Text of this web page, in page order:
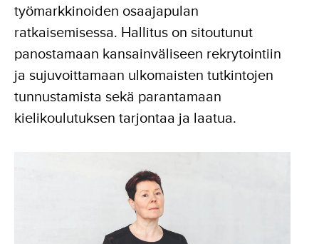
työmarkkinoiden osaajapulan
ratkaisemisessa. Hallitus on sitoutunut
panostamaan kansainväliseen rekrytointiin
ja sujuvoittamaan ulkomaisten tutkintojen
tunnustamista sekä parantamaan
kielikoulutuksen tarjontaa ja laatua.